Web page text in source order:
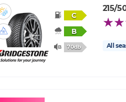
C
B
70db
215/
All